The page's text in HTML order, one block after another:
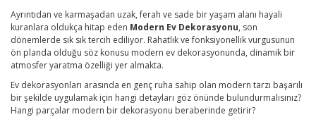
Ayrıntıdan ve karmaşadan uzak, ferah ve sade bir yaşam alanı hayali
kuranlara oldukça hitap eden Modern Ev Dekorasyonu, son
dönemlerde sık sık tercih ediliyor. Rahatlık ve fonksiyonellik vurgusunun
ön planda olduğu söz konusu modern ev dekorasyonunda, dinamik bir
atmosfer yaratma özelliği yer almakta.
Ev dekorasyonları arasında en genç ruha sahip olan modern tarzı başarılı
bir şekilde uygulamak için hangi detayları göz önünde bulundurmalısınız?
Hangi parçalar modern bir dekorasyonu beraberinde getirir?